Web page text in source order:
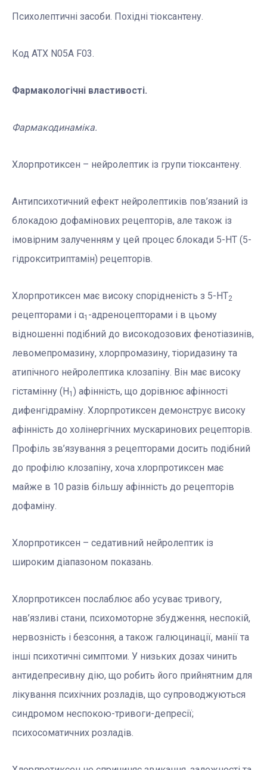
Психолептичні засоби. Похідні тіоксантену.
Код АТХ N05A F03.
Фармакологічні властивості.
Фармакодинаміка.
Хлорпротиксен – нейролептик із групи тіоксантену.
Антипсихотичний ефект нейролептиків пов’язаний із
блокадою дофамінових рецепторів, але також із
імовірним залученням у цей процес блокади 5-НТ (5-
гідрокситриптамін) рецепторів.
Хлорпротиксен має високу спорідненість з 5-НТ2
рецепторами і α1 -адреноцепторами і в цьому
відношенні подібний до високодозових фенотіазинів,
левомепромазину, хлорпромазину, тіоридазину та
атипічного нейролептика клозапіну. Він має високу
гістамінну (Н1 ) афінність, що дорівнює афінності
дифенгідраміну. Хлорпротиксен демонструє високу
афінність до холінергічних мускаринових рецепторів.
Профіль зв’язування з рецепторами досить подібний
до профілю клозапіну, хоча хлорпротиксен має
майже в 10 разів більшу афінність до рецепторів
дофаміну.
Хлорпротиксен – седативний нейролептик із
широким діапазоном показань.
Хлорпротиксен послаблює або усуває тривогу,
нав’язливі стани, психомоторне збудження, неспокій,
нервозність і безсоння, а також галюцинації, манії та
інші психотичні симптоми. У низьких дозах чинить
антидепресивну дію, що робить його прийнятним для
лікування психічних розладів, що супроводжуються
синдромом неспокою-тривоги-депресії;
психосоматичних розладів.